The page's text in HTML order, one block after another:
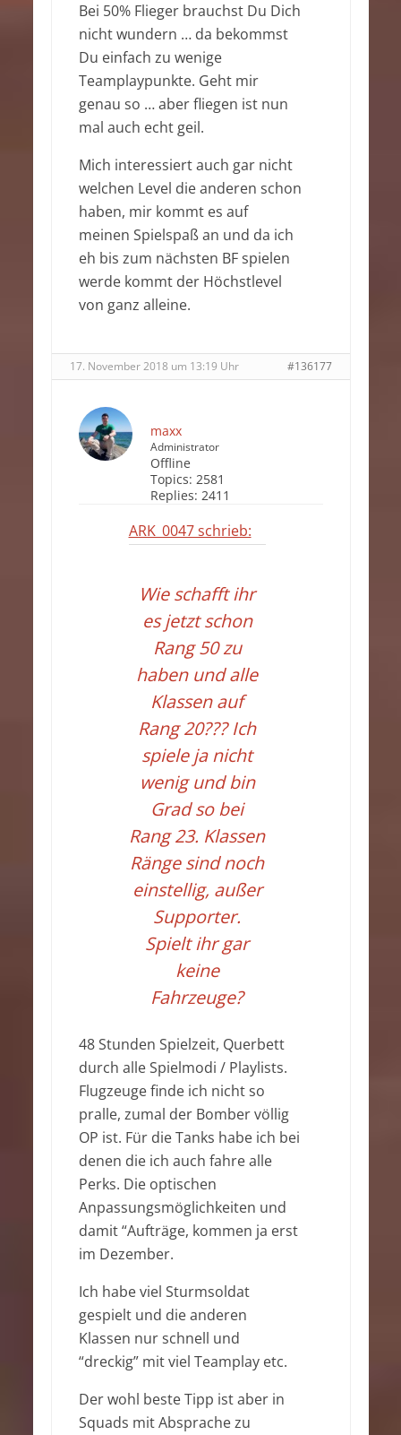
Bei 50% Flieger brauchst Du Dich
nicht wundern … da bekommst
Du einfach zu wenige
Teamplaypunkte. Geht mir
genau so … aber fliegen ist nun
mal auch echt geil.
Mich interessiert auch gar nicht
welchen Level die anderen schon
haben, mir kommt es auf
meinen Spielspaß an und da ich
eh bis zum nächsten BF spielen
werde kommt der Höchstlevel
von ganz alleine.
17. November 2018 um 13:19 Uhr #136177
maxx
Administrator
Offline
Topics: 2581
Replies: 2411
ARK_0047 schrieb:
Wie schafft ihr
es jetzt schon
Rang 50 zu
haben und alle
Klassen auf
Rang 20??? Ich
spiele ja nicht
wenig und bin
Grad so bei
Rang 23. Klassen
Ränge sind noch
einstellig, außer
Supporter.
Spielt ihr gar
keine
Fahrzeuge?
48 Stunden Spielzeit, Querbett
durch alle Spielmodi / Playlists.
Flugzeuge finde ich nicht so
pralle, zumal der Bomber völlig
OP ist. Für die Tanks habe ich bei
denen die ich auch fahre alle
Perks. Die optischen
Anpassungsmöglichkeiten und
damit “Aufträge, kommen ja erst
im Dezember.
Ich habe viel Sturmsoldat
gespielt und die anderen
Klassen nur schnell und
“dreckig” mit viel Teamplay etc.
Der wohl beste Tipp ist aber in
Squads mit Absprache zu